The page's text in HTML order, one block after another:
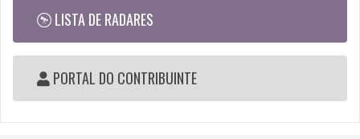
LISTA DE RADARES
PORTAL DO CONTRIBUINTE